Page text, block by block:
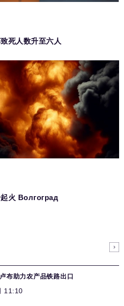
死人数升至六人
火 Волгоград
布助力农产品铁路出口
11:10